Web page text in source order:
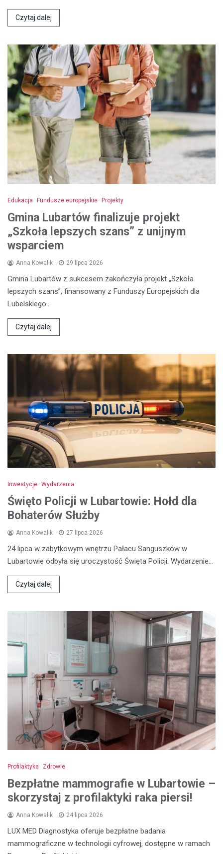
Czytaj dalej
Edukacja Fundusze europejskie Projekty
Gmina Lubartów finalizuje projekt
„Szkoła lepszych szans” z unijnym
wsparciem
Anna Kowalik 29 lipca 2026
Gmina Lubartów z sukcesem zakończyła projekt „Szkoła
lepszych szans”, finansowany z Funduszy Europejskich dla
Lubelskiego…
Czytaj dalej
Inwestycje Wydarzenia
Święto Policji w Lubartowie: Hołd dla
Bohaterów Służby
Anna Kowalik 27 lipca 2026
24 lipca w zabytkowym wnętrzu Pałacu Sanguszków w
Lubartowie odbyła się uroczystość Święta Policji. Wydarzenie…
Czytaj dalej
Profilaktyka Zdrowie
Bezpłatne mammografie w Lubartowie –
skorzystaj z profilaktyki raka piersi!
Anna Kowalik 24 lipca 2026
LUX MED Diagnostyka oferuje bezpłatne badania
mammograficzne w technologii cyfrowej, dostępne w ramach